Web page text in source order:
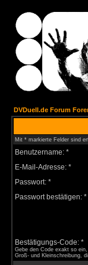
DVDuell.de Forum
Mit * markierte Felder sind
Benutzername: *
E-Mail-Adresse: *
Passwort: *
Passwort bestätigen: *
Bestätigungs-Code: *
Gebe den Code exakt so
Groß- und Kleinschreibung,